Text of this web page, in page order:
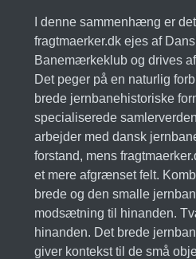
I denne sammenhæng er
fragtmaerker.dk ejes af
Banemærkeklub og drives
Det peger på en naturlig
brede jernbanehistoriske
specialiserede
arbejder med dansk
forstand, mens
et mere afgrænset felt.
brede og den smalle
modsætning til hinanden.
hinanden. Det brede
giver kontekst til de små